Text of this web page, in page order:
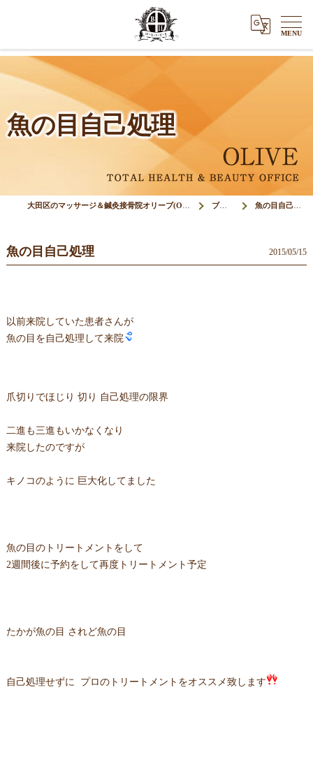
魚の目自己処理
ブログ 魚の目自己処理
魚の目自己処理 2015/05/15
以前来院していた患者さんが
魚の目を自己処理して来院
爪切りでほじり 切り 自己処理の限界
二進も三進もいかなくなり
来院したのですが
キノコのように 巨大化してました
魚の目のトリートメントをして
2週間後に予約をして再度トリートメント予定
たかが魚の目 されど魚の目
自己処理せずに プロのトリートメントをオススメ致します